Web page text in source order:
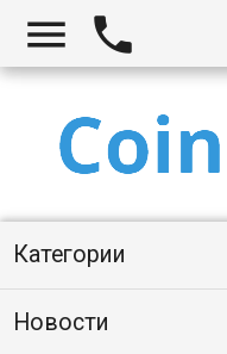
 
Категории
Новости